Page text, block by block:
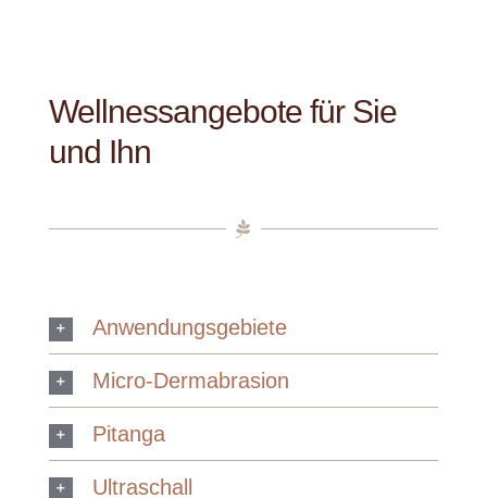
Wellnessangebote für Sie
und Ihn
Anwendungsgebiete
Micro-Dermabrasion
Pitanga
Ultraschall